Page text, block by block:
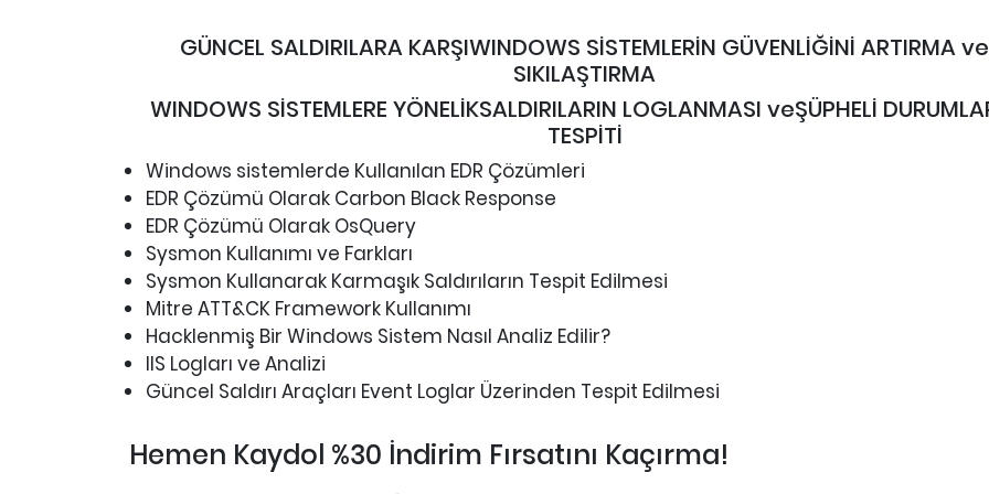
GÜNCEL SALDIRILARA KARŞIWINDOWS SİSTEMLERİN GÜVENLİĞİNİ ARTIRMA ve
SIKILAŞTIRMA
WINDOWS SİSTEMLERE YÖNELİKSALDIRILARIN LOGLANMASI veŞÜPHELİ
TESPİTİ
Windows sistemlerde Kullanılan EDR Çözümleri
EDR Çözümü Olarak Carbon Black Response
EDR Çözümü Olarak OsQuery
Sysmon Kullanımı ve Farkları
Sysmon Kullanarak Karmaşık Saldırıların Tespit Edilmesi
Mitre ATT&CK Framework Kullanımı
Hacklenmiş Bir Windows Sistem Nasıl Analiz Edilir?
IIS Logları ve Analizi
Güncel Saldırı Araçları Event Loglar Üzerinden Tespit Edilmesi
Hemen Kaydol %30 İndirim Fırsatını Kaçırma!